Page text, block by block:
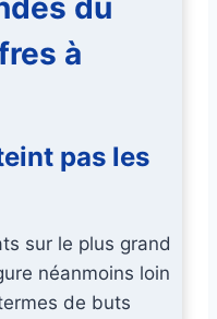
du
à
pas les
sur le plus grand
néanmoins loin
de buts